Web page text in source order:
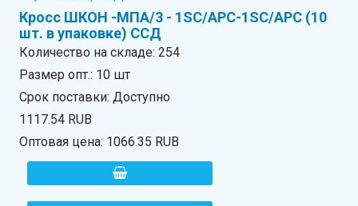
Кросс ШКОН -МПА/3 - 1SC/APC-1SC/APC (10
шт. в упаковке) ССД
Количество на складе:254
Размер опт.: 10 шт
Срок поставки: Доступно
1117.54 RUB
Оптовая цена: 1066.35 RUB